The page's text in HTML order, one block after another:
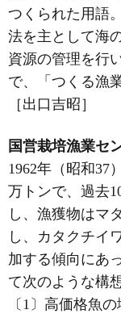
つくられた用語
法を主として海
資源の管理を行
で、「つくる漁
［出口吉昭］
国営栽培漁業セ
1962年（昭和37
万トンで、過去
し、漁獲物はマ
し、カタクチイ
加する傾向にあ
て次のような構
〔1〕高価格魚の